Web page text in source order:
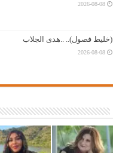
2026-08-08
(خليط فصول).. ..هدى الجلاب
2026-08-08